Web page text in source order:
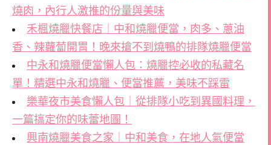
燒肉，內行人激推的份量與美味
禾楓燒臘快餐店｜中和燒臘便當，肉多、蔥油
香、辣蘿蔔開胃！晚來搶不到燒鴨的排隊燒臘便當
中永和燒臘便當懶人包：燒臘控必收的私藏名
單！精選中永和燒臘、便當推薦，美味不踩雷
樂華夜市美食懶人包｜從排隊小吃到異國料理，
一篇搞定你的味蕾地圖！
興南燒臘美食之家｜中和美食，在地人氣便當